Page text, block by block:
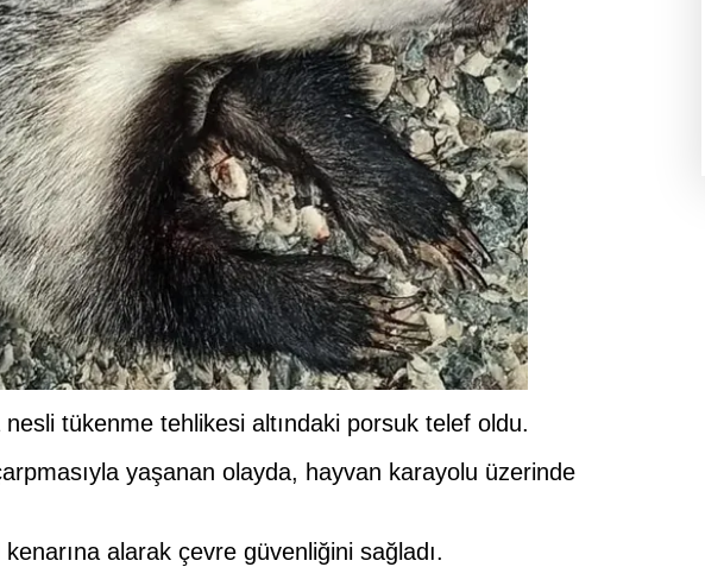
nesli tükenme tehlikesi altındaki porsuk telef oldu.
yaşanan olayda, hayvan karayolu üzerinde
alarak çevre güvenliğini sağladı.